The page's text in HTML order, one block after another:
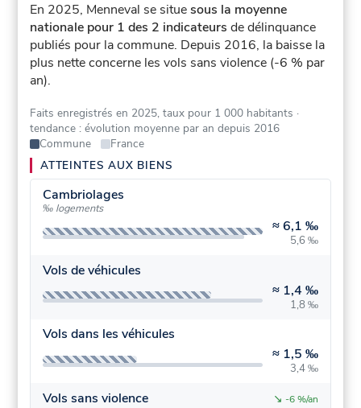
En 2025, Menneval se situesous la moyenne
nationale pour 1 des 2 indicateurs de délinquance
publiés pour la commune. Depuis 2016, la baisse la
plus nette concerne les vols sans violence (-6 % par
an).
Faits enregistrés en 2025, taux pour 1 000 habitants ·
tendance : évolution moyenne par an depuis 2016
Commune
France
ATTEINTES AUX BIENS
Cambriolages
‰ logements
≈6,1 ‰
5,6 ‰
Vols de véhicules
≈ 1,4 ‰
1,8 ‰
Vols dans les véhicules
≈ 1,5 ‰
3,4 ‰
Vols sans violence
↘ -6 %/an